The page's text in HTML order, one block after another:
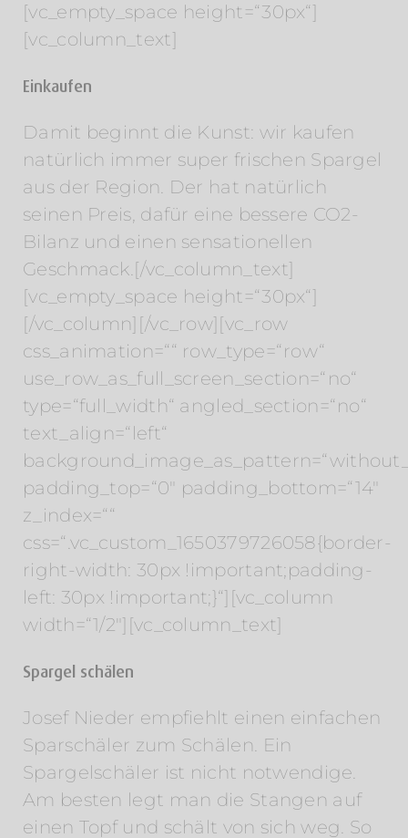
[vc_empty_space height=“30px“]
[vc_column_text]
Einkaufen
Damit beginnt die Kunst: wir kaufen
natürlich immer super frischen Spargel
aus der Region. Der hat natürlich
seinen Preis, dafür eine bessere CO2-
Bilanz und einen sensationellen
Geschmack.[/vc_column_text]
[vc_empty_space height=“30px“]
[/vc_column][/vc_row][vc_row
css_animation=““ row_type=“row“
use_row_as_full_screen_section=“no“
type=“full_width“ angled_section=“no“
text_align=“left“
padding_top=“0″ padding_bottom=“14″
z_index=““
css=“.vc_custom_1650379726058{border-
right-width: 30px !important;padding-
left: 30px !important;}“][vc_column
width=“1/2″][vc_column_text]
Spargel schälen
Josef Nieder empfiehlt einen einfachen
Sparschäler zum Schälen. Ein
Spargelschäler ist nicht notwendige.
Am besten legt man die Stangen auf
einen Topf und schält von sich weg. So